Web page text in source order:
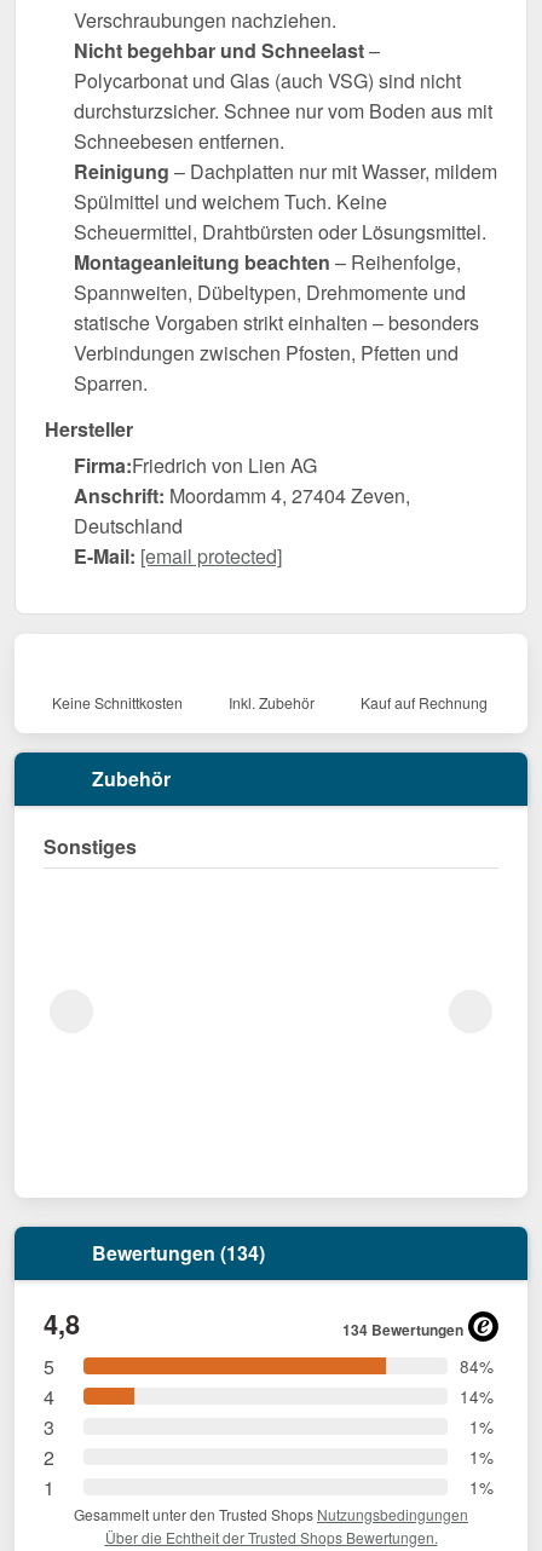
Verschraubungen nachziehen.
Nicht begehbar und Schneelast–
Polycarbonat und Glas (auch VSG) sind nicht
durchsturzsicher. Schnee nur vom Boden aus mit
Schneebesen entfernen.
Reinigung – Dachplatten nur mit Wasser, mildem
Spülmittel und weichem Tuch. Keine
Scheuermittel, Drahtbürsten oder Lösungsmittel.
Montageanleitung beachten – Reihenfolge,
Spannweiten, Dübeltypen, Drehmomente und
statische Vorgaben strikt einhalten – besonders
Verbindungen zwischen Pfosten, Pfetten und
Sparren.
Hersteller
Firma:Friedrich von Lien AG
Anschrift: Moordamm 4, 27404 Zeven,
Deutschland
E-Mail: [email protected]
Keine Schnittkosten Inkl. Zubehör Kauf auf Rechnung
Zubehör
Sonstiges
Bewertungen (134)
4,8 134 Bewertungen
5 84%
4 14%
3 1%
2 1%
1 1%
Gesammelt unter den Trusted Shops Nutzungsbedingungen
Über die Echtheit der Trusted Shops Bewertungen.